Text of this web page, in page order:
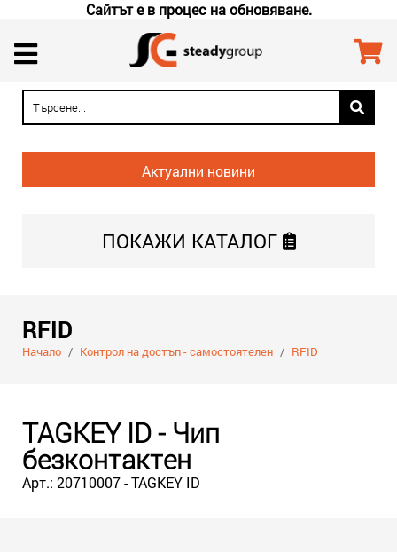
Сайтът е в процес на обновяване.
Актуални новини
ПОКАЖИ КАТАЛОГ
RFID
Начало / Контрол на достъп - самостоятелен / RFID
TAGKEY ID - Чип
безконтактен
Арт.: 20710007 - TAGKEY ID